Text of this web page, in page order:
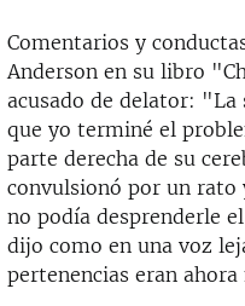
Comentarios y
Anderson en su libro
acusado de delator:
que yo terminé el
parte derecha de su
convulsionó por un rato
no podía desprenderle
dijo como en una voz
pertenencias eran